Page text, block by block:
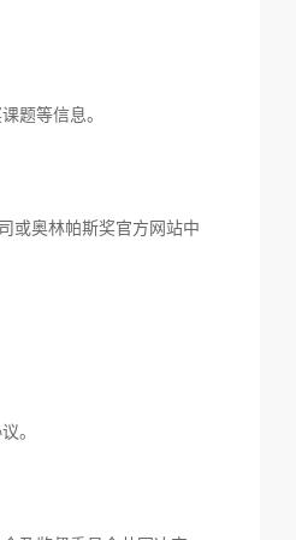
题等信息。
或奥林帕斯奖官方网站中
。